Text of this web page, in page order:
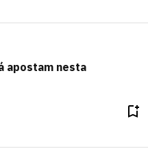
apostam nesta